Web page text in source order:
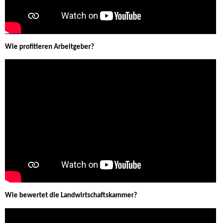
Wie profitieren Arbeitgeber?
Wie bewertet die Landwirtschaftskammer?